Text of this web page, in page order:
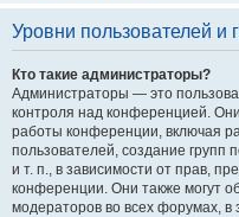
Уровни пользователей и
Кто такие администраторы?
Администраторы — это
контроля над конференцией.
работы конференции, включая
пользователей, создание групп
и т. п., в зависимости от прав,
конференции. Они также могут
модераторов во всех форумах, в